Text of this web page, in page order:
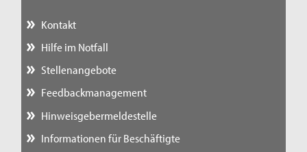
Kontakt
Hilfe im Notfall
Stellenangebote
Feedbackmanagement
Hinweisgebermeldestelle
Informationen für Beschäftigte